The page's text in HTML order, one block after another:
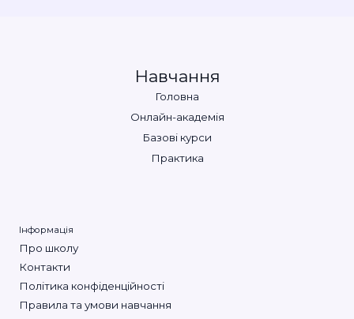
Навчання
Головна
Онлайн-академія
Базові курси
Практика
Інформація
Про школу
Контакти
Політика конфіденційності
Правила та умови навчання